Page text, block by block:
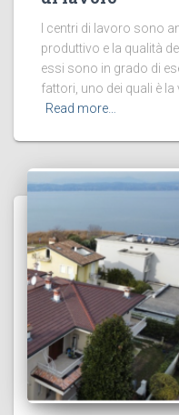
I centri di lavoro sono
produttivo e la qualità
essi sono in grado di
fattori, uno dei quali è la
Read more…